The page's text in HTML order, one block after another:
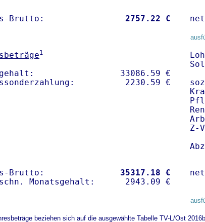
Brutto: 2757.22 €
1
33086.59 €
Z-
Brutto: 35317.18 €
beziehen sich auf die ausgewählte Tabelle TV-L/Ost 2016b